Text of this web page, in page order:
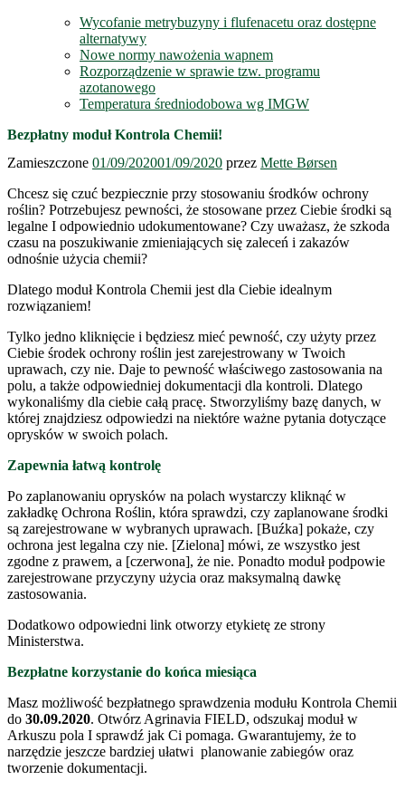
Wycofanie metrybuzyny i flufenacetu oraz dostępne
alternatywy
Nowe normy nawożenia wapnem
Rozporządzenie w sprawie tzw. programu
azotanowego
Temperatura średniodobowa wg IMGW
Bezpłatny moduł Kontrola Chemii!
Zamieszczone 01/09/202001/09/2020 przez Mette Børsen
Chcesz się czuć bezpiecznie przy stosowaniu środków ochrony
roślin? Potrzebujesz pewności, że stosowane przez Ciebie środki są
legalne I odpowiednio udokumentowane? Czy uważasz, że szkoda
czasu na poszukiwanie zmieniających się zaleceń i zakazów
odnośnie użycia chemii?
Dlatego moduł Kontrola Chemii jest dla Ciebie idealnym
rozwiązaniem!
Tylko jedno kliknięcie i będziesz mieć pewność, czy użyty przez
Ciebie środek ochrony roślin jest zarejestrowany w Twoich
uprawach, czy nie. Daje to pewność właściwego zastosowania na
polu, a także odpowiedniej dokumentacji dla kontroli. Dlatego
wykonaliśmy dla ciebie całą pracę. Stworzyliśmy bazę danych, w
której znajdziesz odpowiedzi na niektóre ważne pytania dotyczące
oprysków w swoich polach.
Zapewnia łatwą kontrolę
Po zaplanowaniu oprysków na polach wystarczy kliknąć w
zakładkę Ochrona Roślin, która sprawdzi, czy zaplanowane środki
są zarejestrowane w wybranych uprawach. [Buźka] pokaże, czy
ochrona jest legalna czy nie. [Zielona] mówi, ze wszystko jest
zgodne z prawem, a [czerwona], że nie. Ponadto moduł podpowie
zarejestrowane przyczyny użycia oraz maksymalną dawkę
zastosowania.
Dodatkowo odpowiedni link otworzy etykietę ze strony
Ministerstwa.
Bezpłatne korzystanie do końca miesiąca
Masz możliwość bezpłatnego sprawdzenia modułu Kontrola Chemii
do 30.09.2020. Otwórz Agrinavia FIELD, odszukaj moduł w
Arkuszu pola I sprawdź jak Ci pomaga. Gwarantujemy, że to
narzędzie jeszcze bardziej ułatwi planowanie zabiegów oraz
tworzenie dokumentacji.